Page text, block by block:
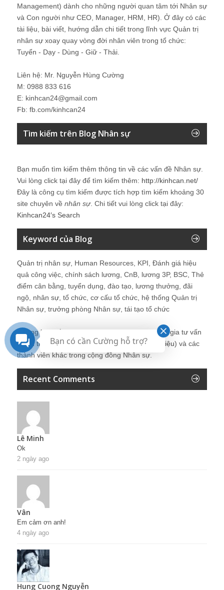
Management) dành cho những người quan tâm tới Nhân sự
và Con người như CEO, Manager, HRM, HR). Ở đây có các
tài liệu, bài viết, hướng dẫn chi tiết trong lĩnh vực Quản trị
nhân sự xoay quay vòng đời nhân viên trong tổ chức:
Tuyển - Dạy - Dùng - Giữ - Thải.
Liên hệ: Mr. Nguyễn Hùng Cường
M: 0988 833 616
E: kinhcan24@gmail.com
Fb: fb.com/kinhcan24
Tìm kiếm trên Blog Nhân sự
Bạn muốn tìm kiếm thêm thông tin về các vấn đề Nhân sự
Vui lòng click tại đây để tìm kiếm thêm: http://kinhcan.net/
Đây là công cụ tìm kiếm được tích hợp tìm kiếm khoảng 30
site chuyên về nhân sự. Chi tiết vui lòng click tại đây:
Kinhcan24′s Search
Keyword của Blog
Quản trị nhân sự, Human Resources, KPI, Đánh giá hiệu
quả công việc, chính sách lương, CnB, lương 3P, BSC, Thẻ
điểm cân bằng, tuyển dụng, đào tạo, lương thưởng, đãi
ngộ, nhân sự, tổ chức, cơ cấu tổ chức, hệ thống Quản trị
Nhân sự, trưởng phòng Nhân sự, tái tạo tổ chức
Những bài viết tại blog được chia sẻ bởi chuyên gia tư vấn
Quản trị Nhân sự Nguyễn Hùng Cường (giới thiệu) và các
thành viên khác trong cộng đồng Nhân sự.
Recent Comments
Lê Minh
Ok
2 ngày ago
Vân
Em cảm ơn anh!
4 ngày ago
Hung Cuong Nguyễn
Bạn có cần Cường hỗ trợ?